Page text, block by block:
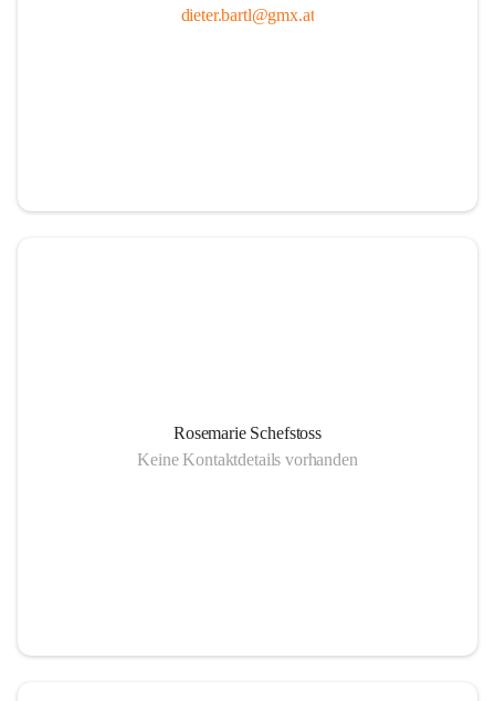
dieter.bartl@gmx.at
Rosemarie Schefstoss
Keine Kontaktdetails vorhanden